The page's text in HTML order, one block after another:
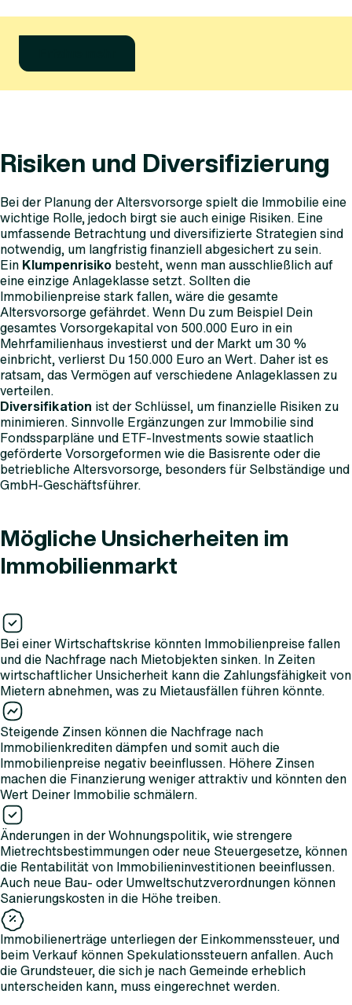
Risiken und Diversifizierung
Bei der Planung der Altersvorsorge spielt die Immobilie eine
wichtige Rolle, jedoch birgt sie auch einige Risiken. Eine
umfassende Betrachtung und diversifizierte Strategien sind
notwendig, um langfristig finanziell abgesichert zu sein.
Ein Klumpenrisiko besteht, wenn man ausschließlich auf
eine einzige Anlageklasse setzt. Sollten die
Immobilienpreise stark fallen, wäre die gesamte
Altersvorsorge gefährdet. Wenn Du zum Beispiel Dein
gesamtes Vorsorgekapital von 500.000 Euro in ein
Mehrfamilienhaus investierst und der Markt um 30 %
einbricht, verlierst Du 150.000 Euro an Wert. Daher ist es
ratsam, das Vermögen auf verschiedene Anlageklassen zu
verteilen.
Diversifikation ist der Schlüssel, um finanzielle Risiken zu
minimieren. Sinnvolle Ergänzungen zur Immobilie sind
Fondssparpläne und ETF-Investments sowie staatlich
geförderte Vorsorgeformen wie die Basisrente oder die
betriebliche Altersvorsorge, besonders für Selbständige und
GmbH-Geschäftsführer.
Mögliche Unsicherheiten im
Immobilienmarkt
Bei einer Wirtschaftskrise könnten Immobilienpreise fallen
und die Nachfrage nach Mietobjekten sinken. In Zeiten
wirtschaftlicher Unsicherheit kann die Zahlungsfähigkeit von
Mietern abnehmen, was zu Mietausfällen führen könnte.
Steigende Zinsen können die Nachfrage nach
Immobilienkrediten dämpfen und somit auch die
Immobilienpreise negativ beeinflussen. Höhere Zinsen
machen die Finanzierung weniger attraktiv und könnten den
Wert Deiner Immobilie schmälern.
Änderungen in der Wohnungspolitik, wie strengere
Mietrechtsbestimmungen oder neue Steuergesetze, können
die Rentabilität von Immobilieninvestitionen beeinflussen.
Auch neue Bau- oder Umweltschutzverordnungen können
Sanierungskosten in die Höhe treiben.
Immobilienerträge unterliegen der Einkommenssteuer, und
beim Verkauf können Spekulationssteuern anfallen. Auch
die Grundsteuer, die sich je nach Gemeinde erheblich
unterscheiden kann, muss eingerechnet werden.